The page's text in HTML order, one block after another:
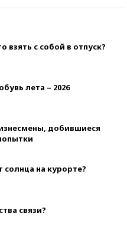
с собой в отпуск?
лета – 2026
добившиеся
солнца на курорте?
связи?